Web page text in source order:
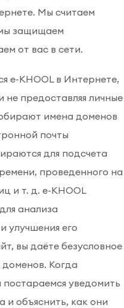
Мы считаем
защищаем
от вас в сети.
e-KHOOL в Интернете,
не предоставляя личные
имена доменов
почты
для подсчета
проведенного на
и т. д. e-KHOOL
анализа
улучшения его
вы даёте безусловное
Когда
уведомить
и объяснить, как они